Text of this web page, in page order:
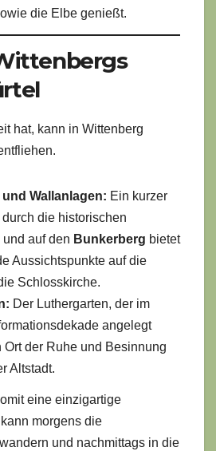
die Elbe genießt.
hat, kann in Wittenberg
Wallanlagen: Ein kurzer
die historischen
und auf den Bunkerberg bietet
Aussichtspunkte auf die
Schlosskirche.
Der Luthergarten, der im
angelegt
Ort der Ruhe und Besinnung
Altstadt.
eine einzigartige
morgens die
und nachmittags in die